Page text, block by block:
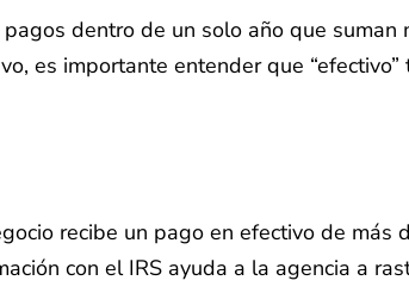
dentro de un solo año que
es importante entender que
recibe un pago en efectivo de
con el IRS ayuda a la agencia a